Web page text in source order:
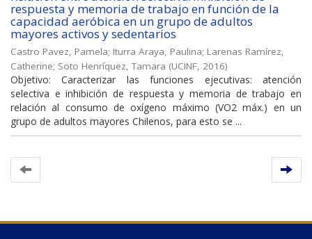
respuesta y memoria de trabajo en función de la
capacidad aeróbica en un grupo de adultos
mayores activos y sedentarios
Castro Pavez, Pamela; Iturra Araya, Paulina; Larenas Ramírez,
Catherine; Soto Henríquez, Tamara (UCINF, 2016)
Objetivo: Caracterizar las funciones ejecutivas: atención
selectiva e inhibición de respuesta y memoria de trabajo en
relación al consumo de oxígeno máximo (VO2 máx.) en un
grupo de adultos mayores Chilenos, para esto se ...